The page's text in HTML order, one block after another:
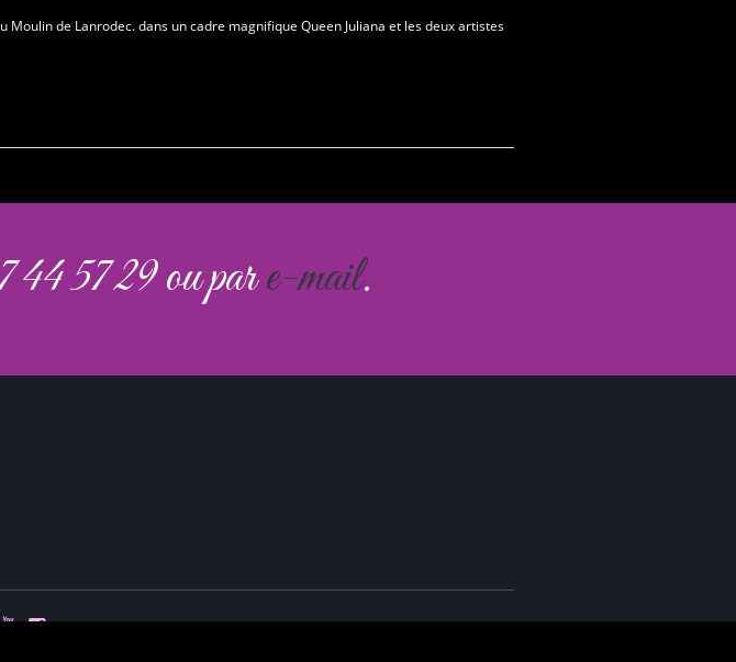
de Lanrodec. dans un cadre magnifique Queen Juliana et les deux artistes
44 57 29 ou pare-mail.